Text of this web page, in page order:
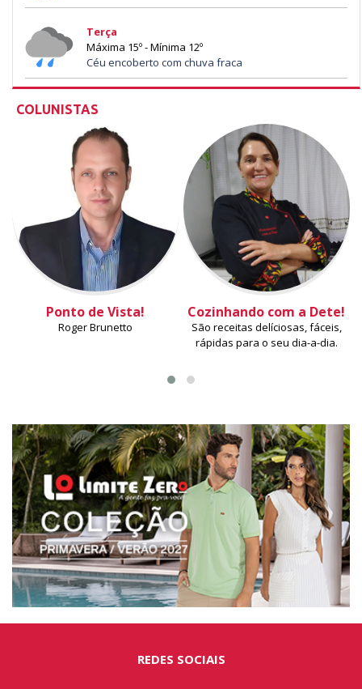
Terça
Máxima 15º - Mínima 12º
Céu encoberto com chuva fraca
COLUNISTAS
Ponto de Vista!
Roger Brunetto
Cozinhando com a Dete!
São receitas delíciosas, fáceis,
rápidas para o seu dia-a-dia.
REDES SOCIAIS